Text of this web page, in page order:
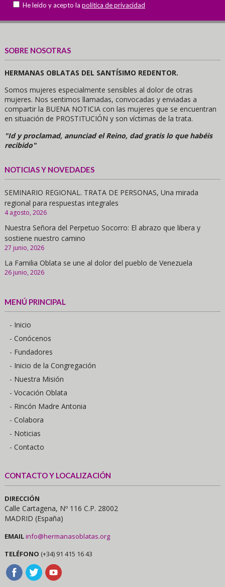
He leído y acepto la política de privacidad
SOBRE NOSOTRAS
HERMANAS OBLATAS DEL SANTÍSIMO REDENTOR.
Somos mujeres especialmente sensibles al dolor de otras
mujeres. Nos sentimos llamadas, convocadas y enviadas a
compartir la BUENA NOTICIA con las mujeres que se encuentran
en situación de PROSTITUCIÓN y son víctimas de la trata.
"Id y proclamad, anunciad el Reino, dad gratis lo que habéis
recibido"
NOTICIAS Y NOVEDADES
SEMINARIO REGIONAL. TRATA DE PERSONAS, Una mirada
regional para respuestas integrales
4 agosto, 2026
Nuestra Señora del Perpetuo Socorro: El abrazo que libera y
sostiene nuestro camino
27 junio, 2026
La Familia Oblata se une al dolor del pueblo de Venezuela
26 junio, 2026
MENÚ PRINCIPAL
- Inicio
- Conócenos
- Fundadores
- Inicio de la Congregación
- Nuestra Misión
- Vocación Oblata
- Rincón Madre Antonia
- Colabora
- Noticias
- Contacto
CONTACTO Y LOCALIZACIÓN
DIRECCIÓN
Calle Cartagena, Nº 116 C.P. 28002
MADRID (España)
EMAILinfo@hermanasoblatas.org
TELÉFONO (+34) 91 415 16 43